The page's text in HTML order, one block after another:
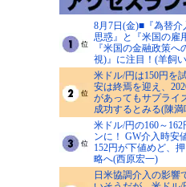
8月7日(金)■『為替
思惑』と『米国の雇
『米国の金融政策
視)』に注目！(羊飼
米ドル/円は150円を
安は終焉を迎え、
があってもサプライ
成功するとみる(陳満
米ドル/円の160～
ンに！ GW介入時安
152円が下値めど、
略へ(西原宏一)
日米協調介入の影響